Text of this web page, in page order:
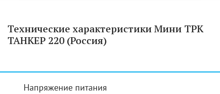
Технические характеристики Мини ТРК
ТАНКЕР 220 (Россия)
Напряжение питания